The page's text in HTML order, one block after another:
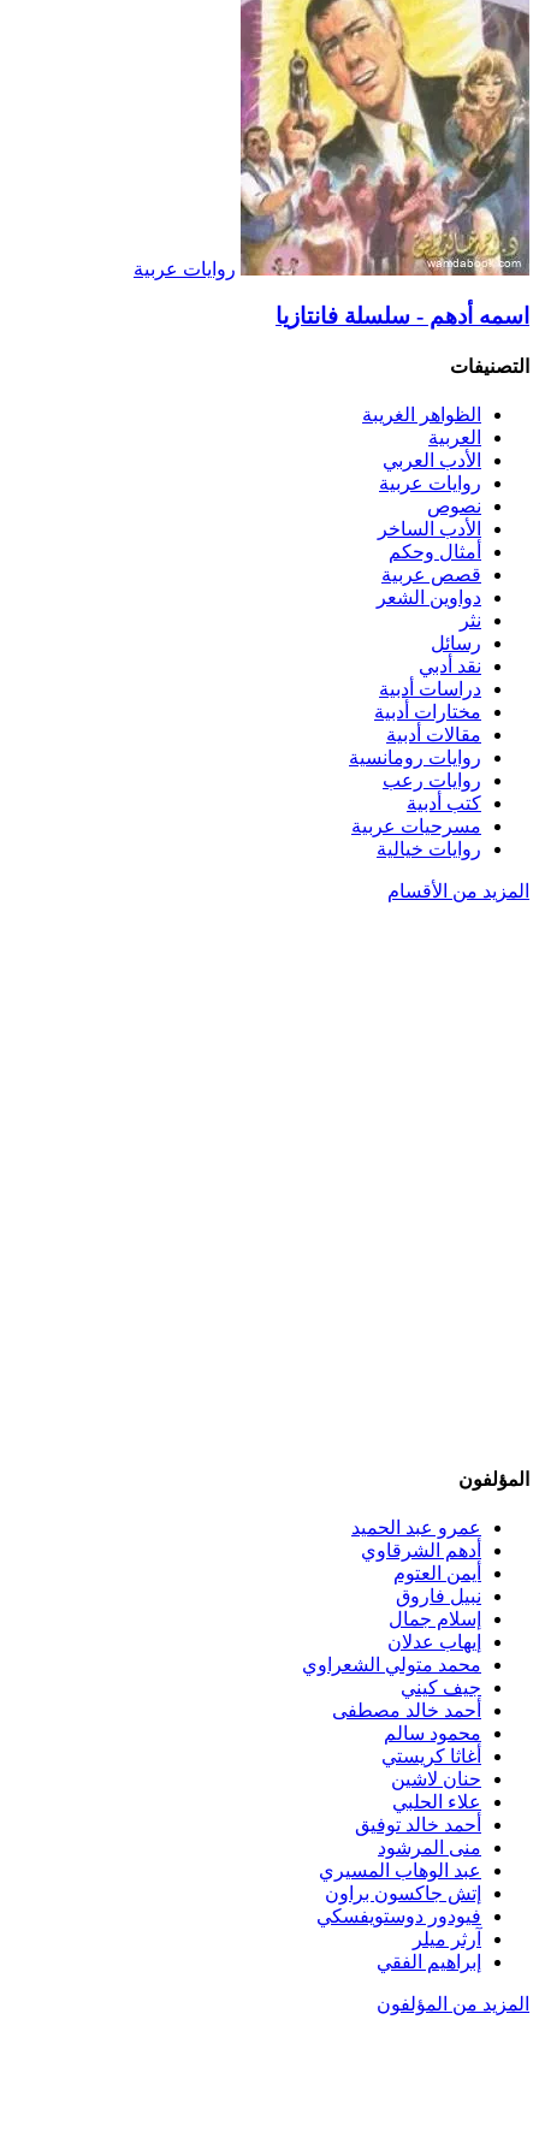
روايات عربية
اسمه أدهم - سلسلة فانتازيا
التصنيفات
الظواهر الغريبة‏
العربية
الأدب العربي
روايات عربية
نصوص
الأدب الساخر
أمثال وحكم
قصص عربية
دواوين الشعر
نثر
رسائل
نقد أدبي
دراسات أدبية
مختارات أدبية
مقالات أدبية
روايات رومانسية
روايات رعب
كتب أدبية
مسرحيات عربية
روايات خيالية
المزيد من الأقسام
المؤلفون
عمرو عبد الحميد
أدهم الشرقاوي
أيمن العتوم
نبيل فاروق
إسلام جمال
إيهاب عدلان
محمد متولي الشعراوي
جيف كيني
أحمد خالد مصطفى
محمود سالم
أغاثا كريستي
حنان لاشين
علاء الحلبي
أحمد خالد توفيق
منى المرشود
عبد الوهاب المسيري
إتش جاكسون براون
فيودور دوستويفسكي
آرثر ميلر
إبراهيم الفقي
المزيد من المؤلفون